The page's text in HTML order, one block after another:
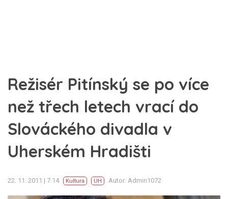
Režisér Pitínský se po více
než třech letech vrací do
Slováckého divadla v
Uherském Hradišti
22. 11. 2011 | 7:14 Kultura UH Autor: Admin1072